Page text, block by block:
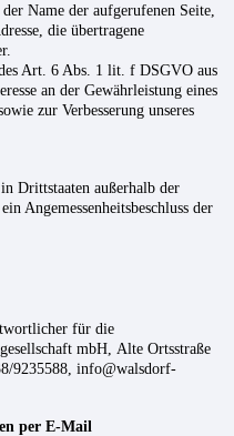
Name der aufgerufenen Seite,
die übertragene
Art. 6 Abs. 1 lit. f DSGVO aus
an der Gewährleistung eines
zur Verbesserung unseres
Drittstaaten außerhalb der
Angemessenheitsbeschluss der
für die
mbH, Alte Ortsstraße
9235588, info@walsdorf-
per E-Mail